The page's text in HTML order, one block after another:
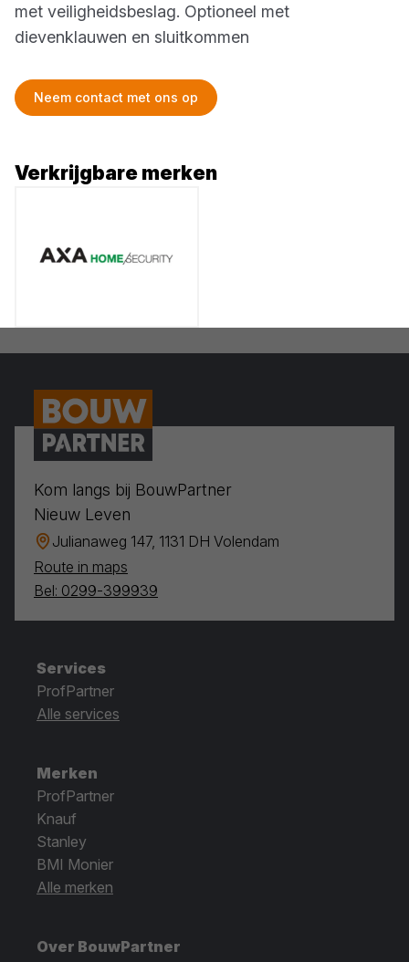
met veiligheidsbeslag. Optioneel met
dievenklauwen en sluitkommen
Neem contact met ons op
Verkrijgbare merken
Kom langs bij BouwPartner
Nieuw Leven
Julianaweg 147, 1131 DH Volendam
Route in maps
Bel: 0299-399939
Services
ProfPartner
Alle services
Merken
ProfPartner
Knauf
Stanley
BMI Monier
Alle merken
Over BouwPartner